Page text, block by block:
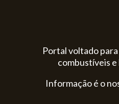
Portal voltado
combustíveis
Informação é o